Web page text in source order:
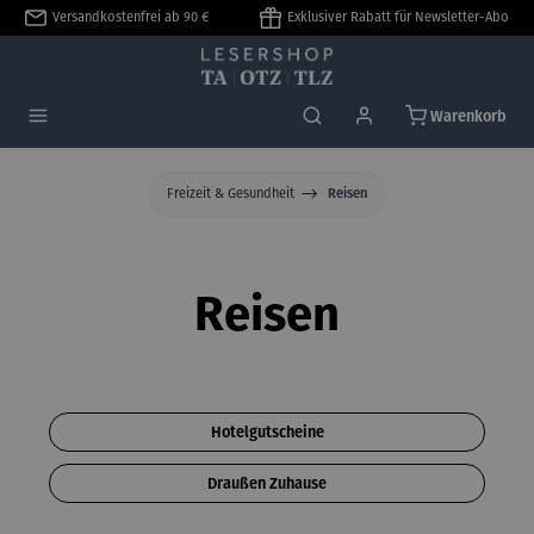
springen
Versandkostenfrei ab 90 € Exklusiver Rabatt für Newsletter-Abo
Warenkorb
Freizeit & Gesundheit Reisen
Reisen
Hotelgutscheine
Draußen Zuhause